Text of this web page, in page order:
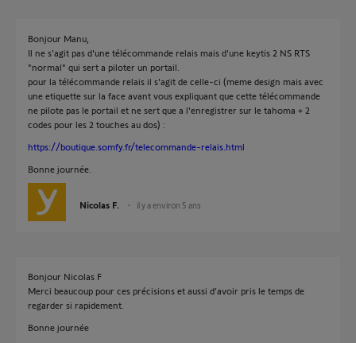
Bonjour Manu,
Il ne s'agit pas d'une télécommande relais mais d'une keytis 2 NS RTS
"normal" qui sert a piloter un portail.
pour la télécommande relais il s'agit de celle-ci (meme design mais avec
une etiquette sur la face avant vous expliquant que cette télécommande
ne pilote pas le portail et ne sert que a l'enregistrer sur le tahoma + 2
codes pour les 2 touches au dos) :
https://boutique.somfy.fr/telecommande-relais.html
Bonne journée.
Nicolas F. il y a environ 5 ans
Bonjour Nicolas F
Merci beaucoup pour ces précisions et aussi d’avoir pris le temps de
regarder si rapidement.
Bonne journée